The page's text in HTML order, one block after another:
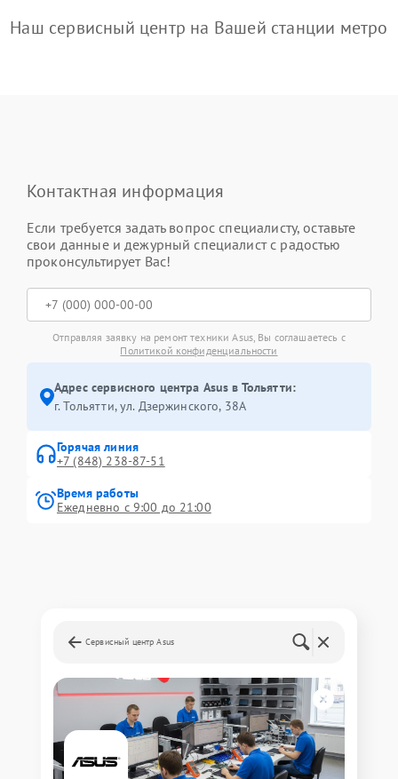
Наш сервисный центр на Вашей станции метро
Контактная информация
Если требуется задать вопрос специалисту, оставьте
свои данные и дежурный специалист с радостью
проконсультирует Вас!
Отправляя заявку на ремонт техники Asus, Вы соглашаетесь с
Политикой конфиденциальности
Адрес сервисного центра Asus в Тольятти:
г. Тольятти, ул. Дзержинского, 38А
Горячая линия
+7 (848) 238-87-51
Время работы
Ежедневно с 9:00 до 21:00
Сервисный центр Asus